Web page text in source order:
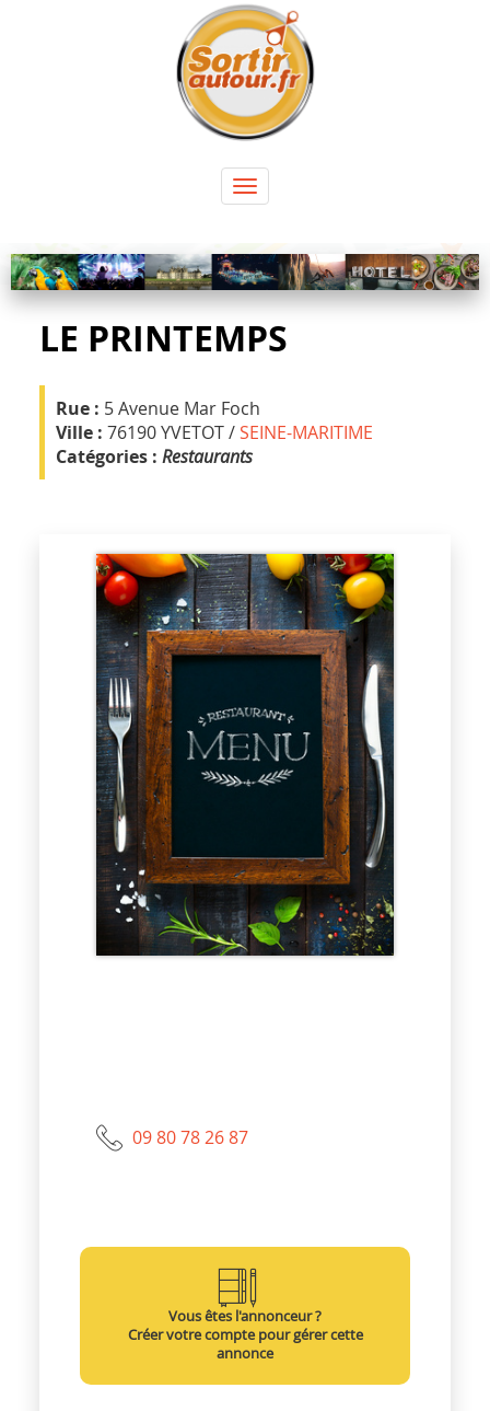
Toggle
navigation
LE PRINTEMPS
Rue : 5 Avenue Mar Foch
Ville : 76190 YVETOT /SEINE-MARITIME
Catégories : Restaurants
09 80 78 26 87
Vous êtes l'annonceur ?
Créer votre compte pour gérer cette
annonce
Panneau de gestion des cookies